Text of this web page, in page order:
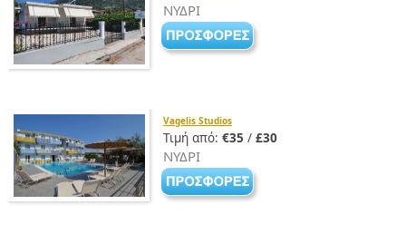
ΝΥΔΡΙ
Vagelis Studios
Τιμή από: €35 / £30
ΝΥΔΡΙ